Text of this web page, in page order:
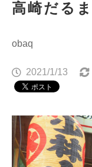
高崎だるま
obaq
2021/1/13